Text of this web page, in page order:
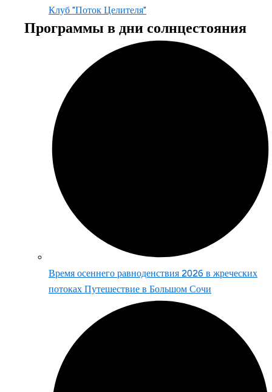
Клуб "Поток Целителя"
Программы в дни солнцестояния
Время осеннего равноденствия 2026 в жреческих
потоках Путешествие в Большом Сочи